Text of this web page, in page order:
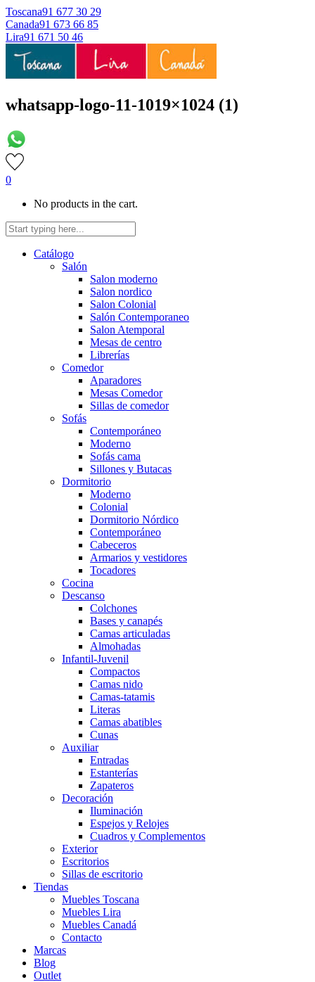
Toscana91 677 30 29
Canada91 673 66 85
Lira91 671 50 46
whatsapp-logo-11-1019×1024 (1)
0
No products in the cart.
Catálogo
Salón
Salon moderno
Salon nordico
Salon Colonial
Salón Contemporaneo
Salon Atemporal
Mesas de centro
Librerías
Comedor
Aparadores
Mesas Comedor
Sillas de comedor
Sofás
Contemporáneo
Moderno
Sofás cama
Sillones y Butacas
Dormitorio
Moderno
Colonial
Dormitorio Nórdico
Contemporáneo
Cabeceros
Armarios y vestidores
Tocadores
Cocina
Descanso
Colchones
Bases y canapés
Camas articuladas
Almohadas
Infantil-Juvenil
Compactos
Camas nido
Camas-tatamis
Literas
Camas abatibles
Cunas
Auxiliar
Entradas
Estanterías
Zapateros
Decoración
Iluminación
Espejos y Relojes
Cuadros y Complementos
Exterior
Escritorios
Sillas de escritorio
Tiendas
Muebles Toscana
Muebles Lira
Muebles Canadá
Contacto
Marcas
Blog
Outlet